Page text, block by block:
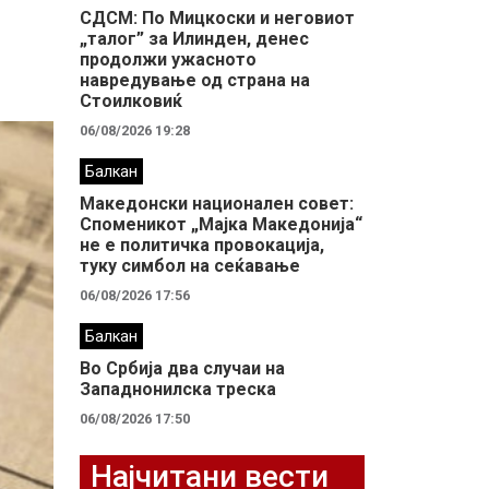
СДСМ: По Мицкоски и неговиот
„талог” за Илинден, денес
продолжи ужасното
навредување од страна на
Стоилковиќ
06/08/2026 19:28
Балкан
Македонски национален совет:
Споменикот „Мајка Македонија“
не е политичка провокација,
туку симбол на сеќавање
06/08/2026 17:56
Балкан
Во Србија два случaи на
Западнонилска треска
06/08/2026 17:50
Најчитани вести